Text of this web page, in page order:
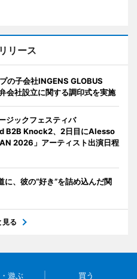
リース
の子会社INGENS GLOBUS
会社設立に関する調印式を実施
ジックフェスティバ
、2日目にAlesso
」アーティスト出演日程
、彼の“好き”を詰め込んだ関
見る
遊ぶ 買う